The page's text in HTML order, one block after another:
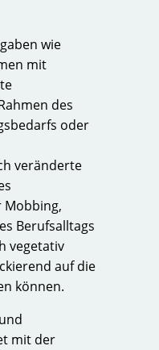
wie
mit
des
oder
veränderte
Mobbing,
Berufsalltags
vegetativ
auf die
können.
mit der